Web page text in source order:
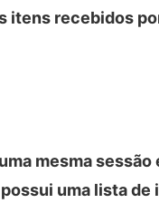
itens recebidos
mesma
uma lista